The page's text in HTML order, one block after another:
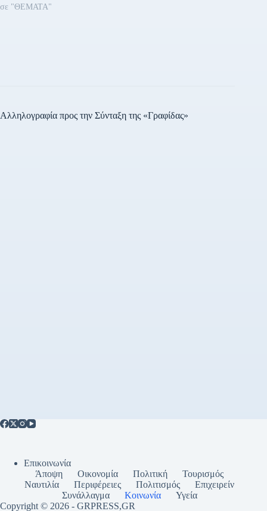
σε "ΘΕΜΑΤΑ"
Αλληλογραφία προς την Σύνταξη της «Γραφίδας»
Επικοινωνία
Άποψη
Οικονομία Πολιτική
Τουρισμός
Ναυτιλία
Περιφέρειες Πολιτισμός
Επιχειρείν
Συνάλλαγμα
Κοινωνία
Υγεία
Copyright © 2026 - GRPRESS,GR